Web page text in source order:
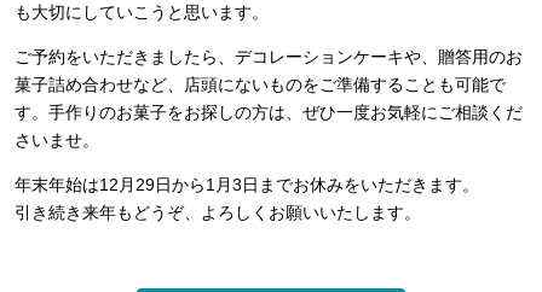
も大切にしていこうと思います。
ご予約をいただきましたら、デコレーションケーキや、贈答用のお
菓子詰め合わせなど、店頭にないものをご準備することも可能で
す。手作りのお菓子をお探しの方は、ぜひ一度お気軽にご相談くだ
さいませ。
年末年始は12月29日から1月3日までお休みをいただきます。
引き続き来年もどうぞ、よろしくお願いいたします。